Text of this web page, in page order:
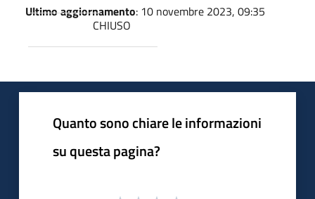
CHIUSO
Ultimo aggiornamento: 10 novembre 2023, 09:35
Quanto sono chiare le informazioni
su questa pagina?